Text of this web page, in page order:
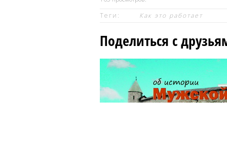
Теги:
Как это работает
Поделиться с